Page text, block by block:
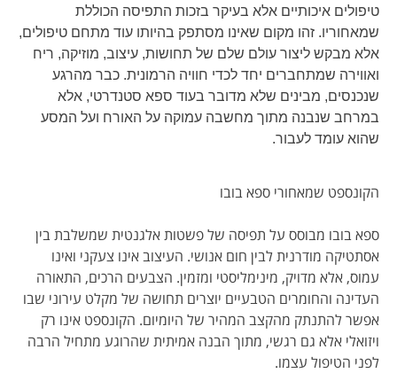
טיפולים איכותיים אלא בעיקר בזכות התפיסה הכוללת
שמאחוריו. זהו מקום שאינו מסתפק בהיותו עוד מתחם טיפולים,
אלא מבקש ליצור עולם שלם של תחושות, עיצוב, מוזיקה, ריח
ואווירה שמתחברים יחד לכדי חוויה הרמונית. כבר מהרגע
שנכנסים, מבינים שלא מדובר בעוד ספא סטנדרטי, אלא
במרחב שנבנה מתוך מחשבה עמוקה על האורח ועל המסע
שהוא עומד לעבור.
הקונספט שמאחורי ספא בובו
ספא בובו מבוסס על תפיסה של פשטות אלגנטית שמשלבת בין
אסתטיקה מודרנית לבין חום אנושי. העיצוב אינו צעקני ואינו
עמוס, אלא מדויק, מינימליסטי ומזמין. הצבעים הרכים, התאורה
העדינה והחומרים הטבעיים יוצרים תחושה של מקלט עירוני שבו
אפשר להתנתק מהקצב המהיר של היומיום. הקונספט אינו רק
ויזואלי אלא גם רגשי, מתוך הבנה אמיתית שהרוגע מתחיל הרבה
לפני הטיפול עצמו.